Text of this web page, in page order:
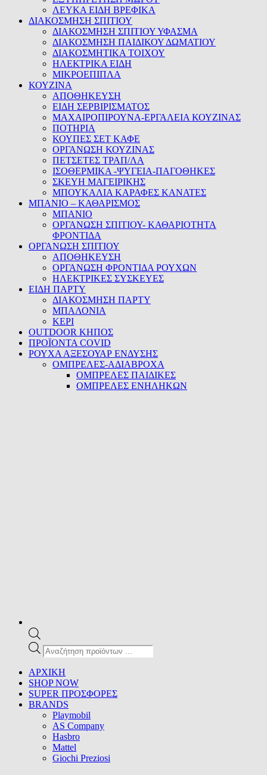
ΛΕΥΚΑ ΕΙΔΗ ΒΡΕΦΙΚΑ
ΔΙΑΚΟΣΜΗΣΗ ΣΠΙΤΙΟΥ
ΔΙΑΚΟΣΜΗΣΗ ΣΠΙΤΙΟΥ ΥΦΑΣΜΑ
ΔΙΑΚΟΣΜΗΣΗ ΠΑΙΔΙΚΟΥ ΔΩΜΑΤΙΟΥ
ΔΙΑΚΟΣΜΗΤΙΚΑ ΤΟΙΧΟΥ
ΗΛΕΚΤΡΙΚΑ ΕΙΔΗ
ΜΙΚΡΟΕΠΙΠΛΑ
ΚΟΥΖΙΝΑ
ΑΠΟΘΗΚΕΥΣΗ
ΕΙΔΗ ΣΕΡΒΙΡΙΣΜΑΤΟΣ
ΜΑΧΑΙΡΟΠΙΡΟΥΝΑ-ΕΡΓΑΛΕΙΑ ΚΟΥΖΙΝΑΣ
ΠΟΤΗΡΙΑ
ΚΟΥΠΕΣ ΣΕΤ ΚΑΦΕ
ΟΡΓΑΝΩΣΗ ΚΟΥΖΙΝΑΣ
ΠΕΤΣΕΤΕΣ ΤΡΑΠ/ΛΑ
ΙΣΟΘΕΡΜΙΚΑ -ΨΥΓΕΙΑ-ΠΑΓΟΘΗΚΕΣ
ΣΚΕΥΗ ΜΑΓΕΙΡΙΚΗΣ
ΜΠΟΥΚΑΛΙΑ ΚΑΡΑΦΕΣ ΚΑΝΑΤΕΣ
ΜΠΑΝΙΟ – ΚΑΘΑΡΙΣΜΟΣ
ΜΠΑΝΙΟ
ΟΡΓΑΝΩΣΗ ΣΠΙΤΙΟΥ- ΚΑΘΑΡΙΟΤΗΤΑ
ΦΡΟΝΤΙΔΑ
ΟΡΓΑΝΩΣΗ ΣΠΙΤΙΟΥ
ΑΠΟΘΗΚΕΥΣΗ
ΟΡΓΑΝΩΣΗ ΦΡΟΝΤΙΔΑ ΡΟΥΧΩΝ
ΗΛΕΚΤΡΙΚΕΣ ΣΥΣΚΕΥΕΣ
ΕΙΔΗ ΠΑΡΤΥ
ΔΙΑΚΟΣΜΗΣΗ ΠΑΡΤΥ
ΜΠΑΛΟΝΙΑ
ΚΕΡΙ
OUTDOOR ΚΗΠΟΣ
ΠΡΟΪΟΝΤΑ COVID
ΡΟΥΧΑ ΑΞΕΣΟΥΑΡ ΕΝΔΥΣΗΣ
ΟΜΠΡΕΛΕΣ-ΑΔΙΑΒΡΟΧΑ
ΟΜΠΡΕΛΕΣ ΠΑΙΔΙΚΕΣ
ΟΜΠΡΕΛΕΣ ΕΝΗΛΗΚΩΝ
Products
search
ΑΡΧΙΚΗ
SHOP NOW
SUPER ΠΡΟΣΦΟΡΕΣ
BRANDS
Playmobil
AS Company
Hasbro
Mattel
Giochi Preziosi